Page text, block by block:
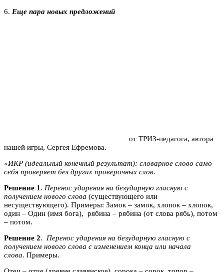
6. Еще пара новых предложений
от ТРИЗ-педагога, автора
нашей игры, Сергея Ефремова.
«ИКР (идеальный конечный результат): словарное слово само
себя проверяет без других проверочных слов.
Решение 1 . Перенос ударения на безударную гласную с
получением нового слова (существующего или
несуществующего). Примеры: Замок – замок, хлопок – хлопок,
один – Один (имя бога), рябина – рябина (от слова рябь), потом
– потом.
Решение 2.
Перенос ударения на безударную гласную с
получением нового слова с изменением конца или начала
слова. Примеры.